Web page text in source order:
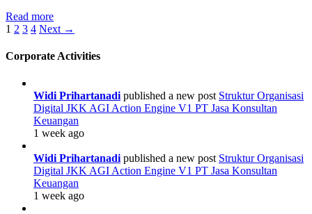
By
PT
Konsultan
Read moreTagline:
Quantum
Halu.
Retorika.
Sistem
Tanpa
Manipulasi
By
PT
Jasa
Konsultan
Keuangan
Posts
pagination
1 2 3 4 Next →
Corporate Activities
Widi Prihartanadi published a new post Struktur Organisasi
Digital JKK AGI Action Engine V1 PT Jasa Konsultan
Keuangan
1 week ago
Widi Prihartanadi published a new post Struktur Organisasi
Digital JKK AGI Action Engine V1 PT Jasa Konsultan
Keuangan
1 week ago